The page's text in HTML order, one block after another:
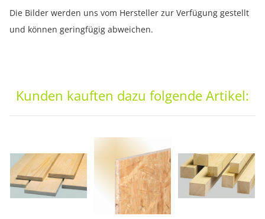
Die Bilder werden uns vom Hersteller zur Verfügung gestellt
und können geringfügig abweichen.
Kunden kauften dazu folgende Artikel: